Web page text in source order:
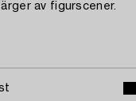
av figurscener.